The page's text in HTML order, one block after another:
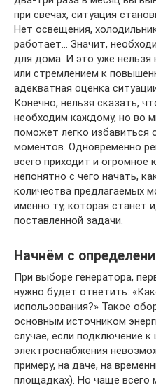
при свечах, ситуация
Нет освещения,
работает… Значит,
для дома. И это уже нельзя
или стремлением к
адекватная оценка
Конечно, нельзя сказать,
необходим каждому, но во
поможет легко избавиться
моментов. Одновременно
всего приходит и огромное
непонятно с чего начать,
количества предлагаемых
именно ту, которая станет
поставленной задачи.
Начнём с
При выборе генератора,
нужно будет ответить:
использования?» Такое
основным источником
случае, если подключение
электроснабжения
примеру, на даче, на
площадках). Но чаще всего